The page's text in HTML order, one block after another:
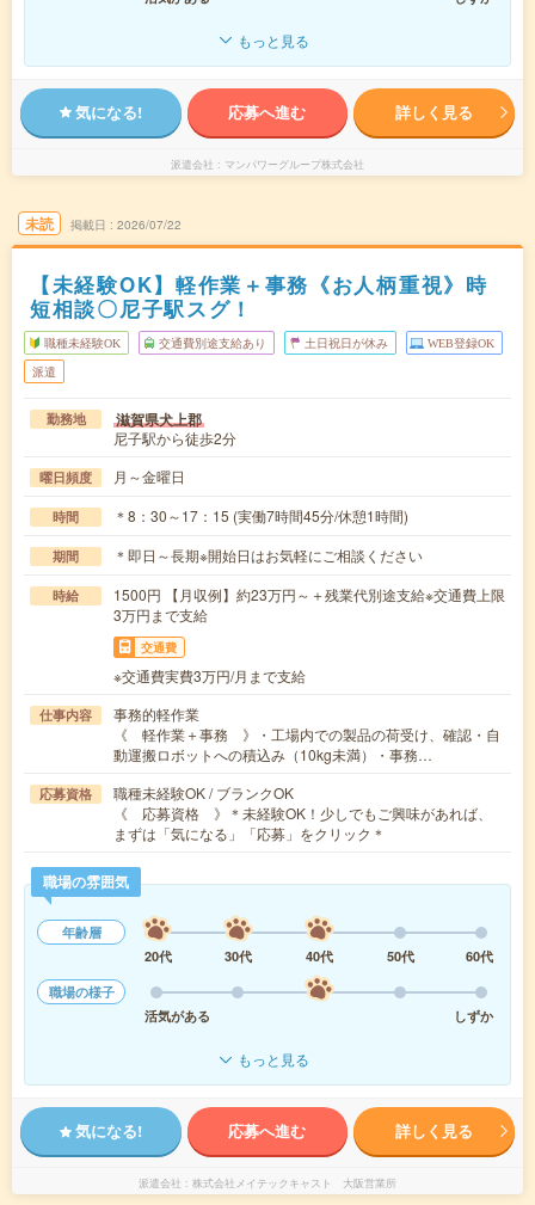
もっと見る
気になる! 応募へ進む 詳しく見る
派遣会社 マンパワーグループ株式会社
未読 掲載日 2026/07/22
【未経験OK】軽作業＋事務《お人柄重視》時
短相談〇尼子駅スグ！
職種未経験OK 交通費別途支給あり 土日祝日が休み WEB登録OK
派遣
勤務地 滋賀県犬上郡
尼子駅から徒歩2分
曜日頻度 月～金曜日
時間 ＊8：30～17：15 (実働7時間45分/休憩1時間)
期間 ＊即日～長期※開始日はお気軽にご相談ください
時給
1500円 【月収例】約23万円～＋残業代別途支給※交通費上限
3万円まで支給
交通費
※交通費実費3万円/月まで支給
仕事内容
事務的軽作業
《 軽作業＋事務 》・工場内での製品の荷受け、確認・自
動運搬ロボットへの積込み（10kg未満）・事務…
応募資格
職種未経験OK / ブランクOK
《 応募資格 》＊未経験OK！少しでもご興味があれば、
まずは「気になる」「応募」をクリック＊
職場の雰囲気
年齢層
20代
30代 40代 50代
60代
職場の様子
活気がある
しずか
もっと見る
気になる! 応募へ進む 詳しく見る
派遣会社 株式会社メイテックキャスト 大阪営業所